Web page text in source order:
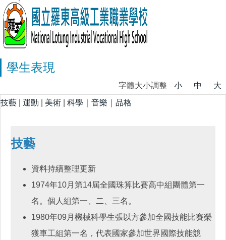
學生表現
字體大小調整 小 中
大
技藝
運動 美術 科學 音樂 品格
技藝
資料持續整理更新
1974年10月第14屆全國珠算比賽高中組團體第一
名。個人組第一、二、三名。
1980年09月機械科學生張以方參加全國技能比賽榮
獲車工組第一名，代表國家參加世界國際技能競